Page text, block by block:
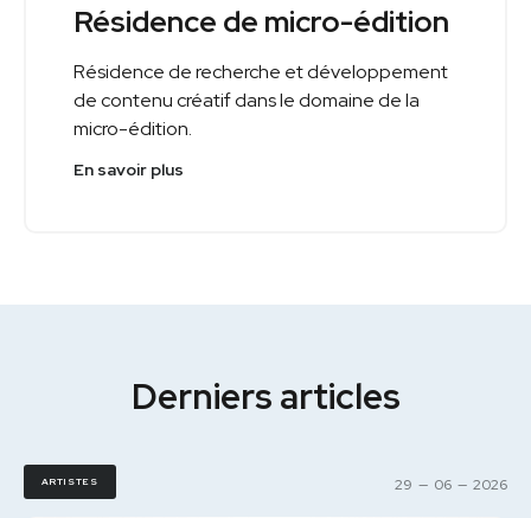
Résidence de micro-édition
Résidence de recherche et développement
de contenu créatif dans le domaine de la
micro-édition.
En savoir plus
Derniers articles
ARTISTES 29 — 06 — 2026